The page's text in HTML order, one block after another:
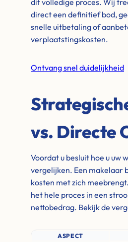
dit volledige proces. Wij
direct een definitief bod,
snelle uitbetaling of
verplaatstingskosten.
Ontvang snel duidelijkheid
vs. Directe
Voordat u besluit hoe u uw
vergelijken. Een makelaar
kosten met zich
het hele proces in een
nettobedrag. Bekijk de
ASPECT